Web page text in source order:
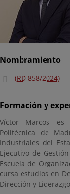
Nombramiento
(RD 858/2024)
Formación y
Víctor Marcos es
Politécnica de
Industriales del
Ejecutivo de
Escuela de
cursa estudios en
Dirección y